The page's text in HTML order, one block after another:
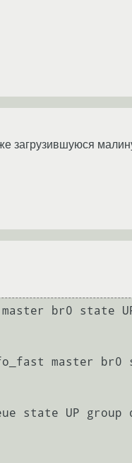
загрузившуюся
master br0 state
master
state UP